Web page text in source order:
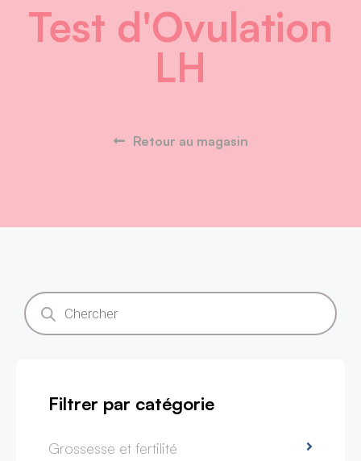
Test d'Ovulation
LH
Retour au magasin
Filtrer par catégorie
Grossesse et fertilité